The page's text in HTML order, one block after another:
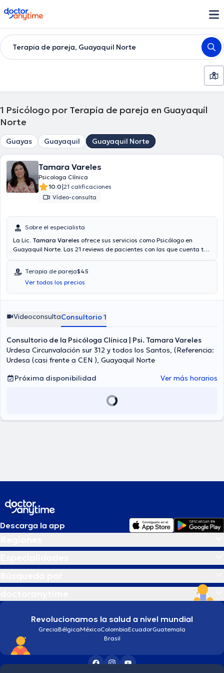
doctoranytime
Terapia de pareja, Guayaquil Norte
1 Psicólogo por Terapia de pareja en Guayaquil
Norte
Guayas Guayaquil Guayaquil Norte
Tamara Vareles
Psicologa Clínica
10.0|21 calificaciones
Vídeo-consulta
Sobre el especialista
La Lic. Tamara Vareles ofrece sus servicios como Psicólogo en
Guayaquil Norte. Las 21 reviews de pacientes con las que cuenta te
agendar una cita mediante videollamada. Aseguradoras tales
como Consulta privada son aceptadas. El precio de la consulta con
la licenciada Tamara Vareles es de $45. En su consultorio abarca
todo lo relacionado con Ansiedad, Codependencia, Depresión ,
Terapia de pareja$45
Ver todos los precios
VideoconsultaConsultorio 1
Consultorio de la Psicóloga Clínica | Psi. Tamara Vareles
Urdesa Circunvalación sur 312 y todos los Santos, (Referencia:
Urdesa (casi frente a CEN ), Guayaquil Norte
Próxima disponibilidad
Ver más horarios
Descarga la app
Revolucionamos la salud a nivel mundial
GreciaBélgicaMéxicoColombiaEcuadorGuatemala
Brasil